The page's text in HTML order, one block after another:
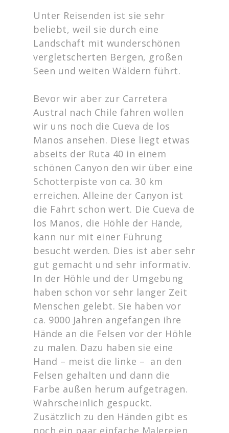
Unter Reisenden ist sie sehr
beliebt, weil sie durch eine
Landschaft mit wunderschönen
vergletscherten Bergen, großen
Seen und weiten Wäldern führt.
Bevor wir aber zur Carretera
Austral nach Chile fahren wollen
wir uns noch die Cueva de los
Manos ansehen. Diese liegt etwas
abseits der Ruta 40 in einem
schönen Canyon den wir über eine
Schotterpiste von ca. 30 km
erreichen. Alleine der Canyon ist
die Fahrt schon wert. Die Cueva de
los Manos, die Höhle der Hände,
kann nur mit einer Führung
besucht werden. Dies ist aber sehr
gut gemacht und sehr informativ.
In der Höhle und der Umgebung
haben schon vor sehr langer Zeit
Menschen gelebt. Sie haben vor
ca. 9000 Jahren angefangen ihre
Hände an die Felsen vor der Höhle
zu malen. Dazu haben sie eine
Hand – meist die linke – an den
Felsen gehalten und dann die
Farbe außen herum aufgetragen.
Wahrscheinlich gespuckt.
Zusätzlich zu den Händen gibt es
noch ein paar einfache Malereien